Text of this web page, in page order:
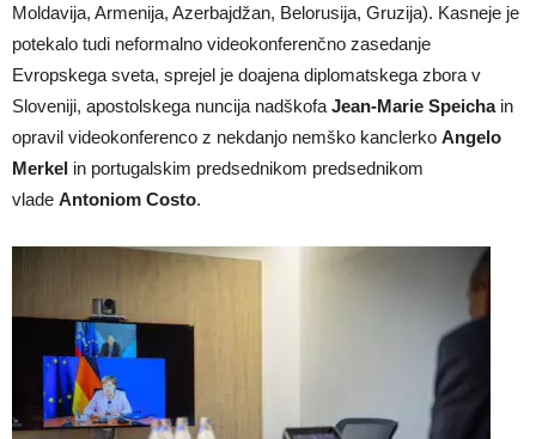
Moldavija, Armenija, Azerbajdžan, Belorusija, Gruzija). Kasneje je
potekalo tudi neformalno videokonferenčno zasedanje
Evropskega sveta, sprejel je doajena diplomatskega zbora v
Sloveniji, apostolskega nuncija nadškofa Jean-Marie Speichain
opravil videokonferenco z nekdanjo nemško kanclerko Angelo
Merkel in portugalskim predsednikom predsednikom
vlade Antoniom Costo.